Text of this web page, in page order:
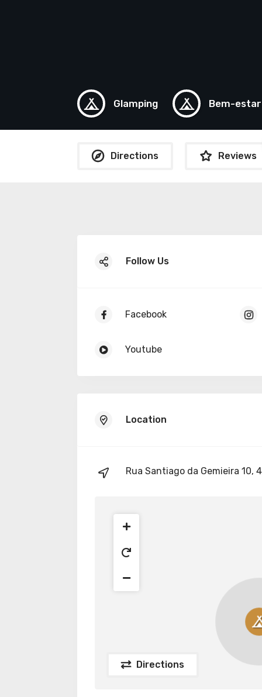
Glamping Bem-estar
Directions Reviews
Follow Us
Facebook
Youtube
Location
Rua Santiago da Gemieira 10,
Directions